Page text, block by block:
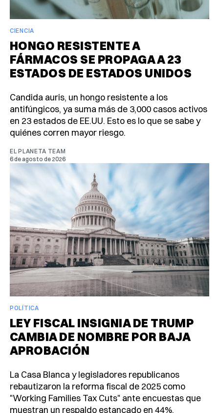
CIENCIA
HONGO RESISTENTE A
FÁRMACOS SE PROPAGA A 23
ESTADOS DE ESTADOS UNIDOS
Candida auris, un hongo resistente a los
antifúngicos, ya suma más de 3,000 casos activos
en 23 estados de EE.UU. Esto es lo que se sabe y
quiénes corren mayor riesgo.
EL PLANETA TEAM
6 de agosto de 2026
POLÍTICA
LEY FISCAL INSIGNIA DE TRUMP
CAMBIA DE NOMBRE POR BAJA
APROBACIÓN
La Casa Blanca y legisladores republicanos
rebautizaron la reforma fiscal de 2025 como
"Working Families Tax Cuts" ante encuestas que
muestran un respaldo estancado en 44%.